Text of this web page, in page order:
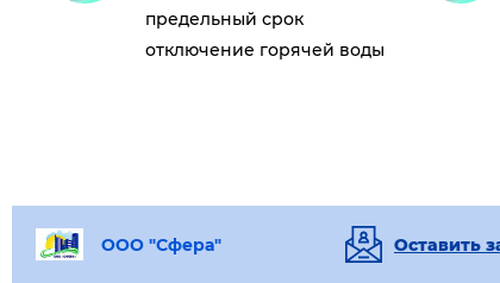
предельный срок
отключение горячей воды
ООО "Сфера" Оставить